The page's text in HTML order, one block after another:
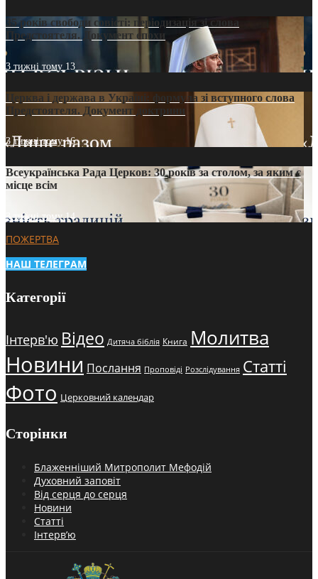
35 років свободи совісті: періодизація зі слова
Предстоятеля. Документ епохи
3 тижні тому 13
Церква і держава в Україні: формула зі вступного слова
Предстоятеля. Документ доктрини
3 тижні тому16
Всеукраїнська Рада Церков: 30 років за столом, за яким є
місце всім
3 тижні тому14
ПОЖЕРТВА
НАШ ТЕЛЕГРАМ
Категорії
Інтерв'ю Відео Дитяча біблія Книга Молитва
Новини Послання Проповіді Розслідування Статті
Фото Церковний календар
Сторінки
Блаженніший Митрополит Мефодій
Духовний заповіт
Від серця до серця
Новини
Статті
Інтерв’ю